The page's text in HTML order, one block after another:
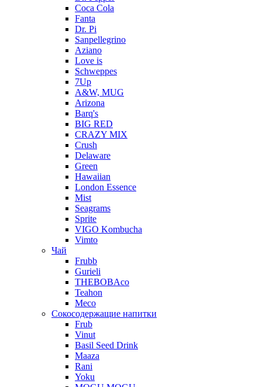
Coca Cola
Fanta
Dr. Pi
Sanpellegrino
Aziano
Love is
Schweppes
7Up
A&W, MUG
Arizona
Barq's
BIG RED
CRAZY MIX
Crush
Delaware
Green
Hawaiian
London Essence
Mist
Seagrams
Sprite
VIGO Kombucha
Vimto
Чай
Frubb
Gurieli
THEBOBAco
Teahon
Meco
Сокосодержащие напитки
Frub
Vinut
Basil Seed Drink
Maaza
Rani
Yoku